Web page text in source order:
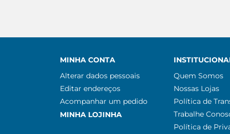
MINHA CONTA
Alterar dados pessoais
Editar endereços
Acompanhar um pedido
MINHA LOJINHA
Quem Somos
Nossas Lojas
Política de
Trabalhe
Política de